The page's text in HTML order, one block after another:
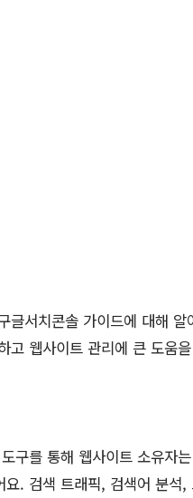
글서치콘솔 가이드에 대해 알
고 웹사이트 관리에 큰 도움
구를 통해 웹사이트 소유자
. 검색 트래픽, 검색어 분석